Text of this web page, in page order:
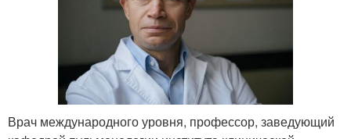
Врач международного уровня, профессор, заведующий